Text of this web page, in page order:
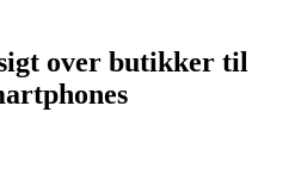
over butikker til